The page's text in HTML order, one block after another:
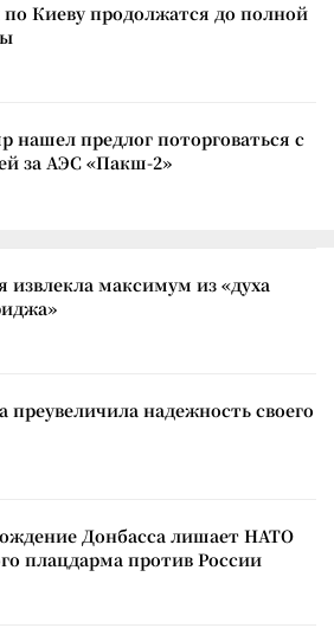
Киеву продолжатся до полной
нашел предлог поторговаться с
за АЭС «Пакш-2»
извлекла максимум из «духа
преувеличила надежность своего
Донбасса лишает НАТО
плацдарма против России